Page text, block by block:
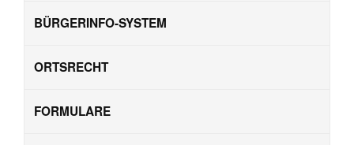
BÜRGERINFO-SYSTEM
ORTSRECHT
FORMULARE